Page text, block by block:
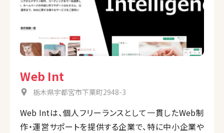
Web Int
栃木県宇都宮市下栗町2948-3
Web Intは、個人フリーランスとして一貫したWeb制
作・運営サポートを提供する企業で、特に中小企業や